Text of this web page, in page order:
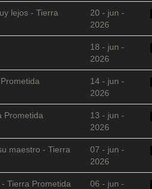
lejos - Tierra
20 - jun -
2026
18 - jun -
2026
14 - jun -
2026
Prometida
13 - jun -
2026
maestro - Tierra
07 - jun -
2026
Tierra Prometida
06 - jun -